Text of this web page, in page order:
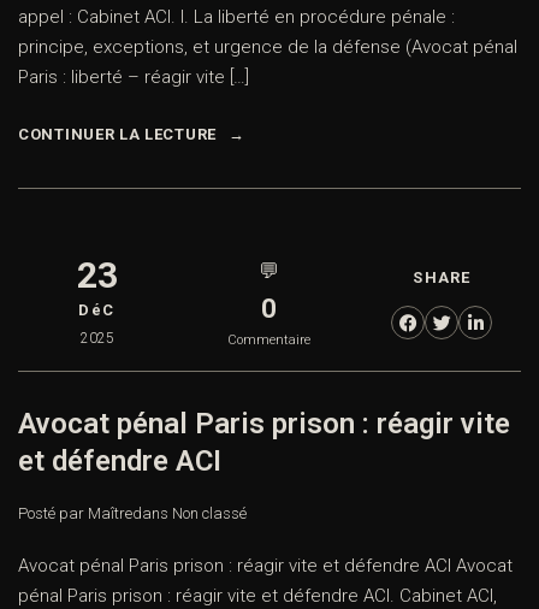
appel : Cabinet ACI. I. La liberté en procédure pénale :
principe, exceptions, et urgence de la défense (Avocat pénal
Paris : liberté – réagir vite […]
CONTINUER LA LECTURE
23
DéC
2025
💬
0
Commentaire
SHARE
Avocat pénal Paris prison : réagir vite
et défendre ACI
Posté par Maîtredans Non classé
Avocat pénal Paris prison : réagir vite et défendre ACI Avocat
pénal Paris prison : réagir vite et défendre ACI. Cabinet ACI,